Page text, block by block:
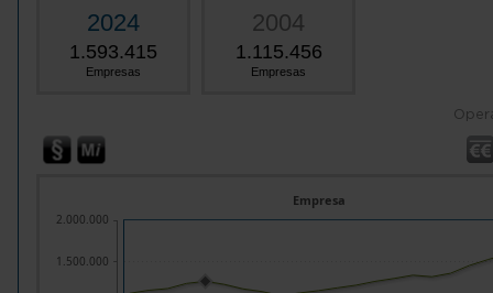
2024
1.593.415
Empresas
2004
1.115.456
Empresas
Empresa
1.500.000
2.000.000